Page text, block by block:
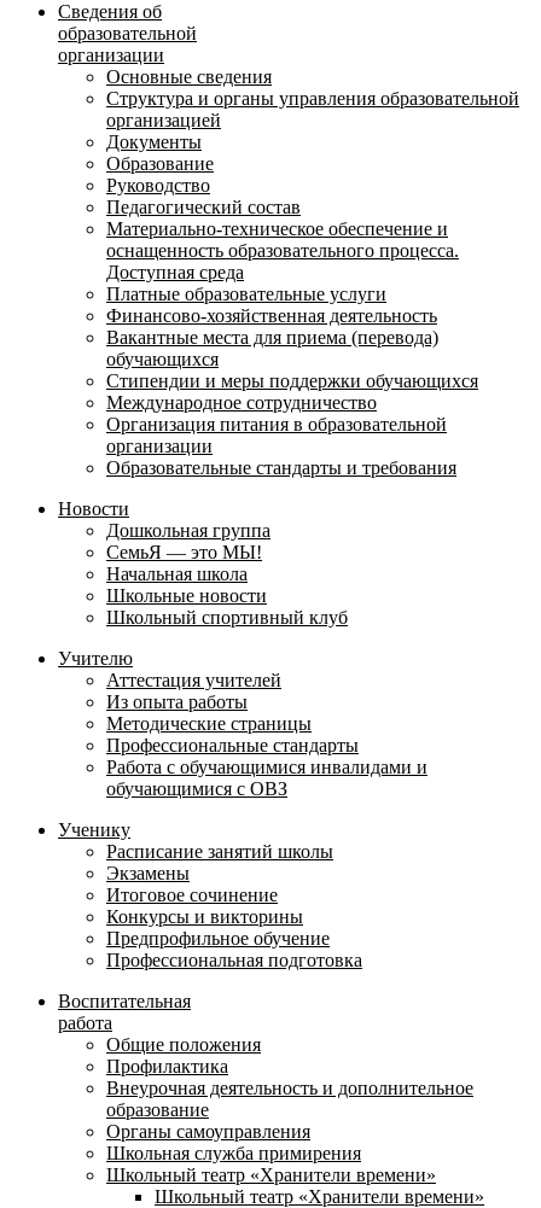
Сведения об
образовательной
организации
Основные сведения
Структура и органы управления образовательной
организацией
Документы
Образование
Руководство
Педагогический состав
Материально-техническое обеспечение и
оснащенность образовательного процесса.
Доступная среда
Платные образовательные услуги
Финансово-хозяйственная деятельность
Вакантные места для приема (перевода)
обучающихся
Стипендии и меры поддержки обучающихся
Международное сотрудничество
Организация питания в образовательной
организации
Образовательные стандарты и требования
Новости
Дошкольная группа
СемьЯ — это МЫ!
Начальная школа
Школьные новости
Школьный спортивный клуб
Учителю
Аттестация учителей
Из опыта работы
Методические страницы
Профессиональные стандарты
Работа с обучающимися инвалидами и
обучающимися с ОВЗ
Ученику
Расписание занятий школы
Экзамены
Итоговое сочинение
Конкурсы и викторины
Предпрофильное обучение
Профессиональная подготовка
Воспитательная
работа
Общие положения
Профилактика
Внеурочная деятельность и дополнительное
образование
Органы самоуправления
Школьная служба примирения
Школьный театр «Хранители времени»
Школьный театр «Хранители времени»